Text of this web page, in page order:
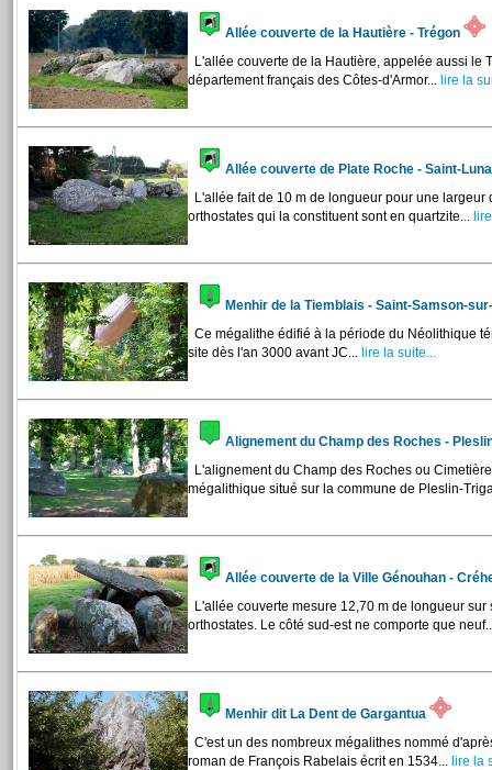
Allée couverte de la Hautière - Trégon
L'allée couverte de la Hautière, appelée aussi le
département français des Côtes-d'Armor... lire la
Allée couverte de Plate Roche - Saint-
L'allée fait de 10 m de longueur pour une largeur
orthostates qui la constituent sont en quartzite...
Menhir de la Tiemblais - Saint-Samson-
Ce mégalithe édifié à la période du Néolithique
site dès l'an 3000 avant JC... lire la suite...
Alignement du Champ des Roches -
L'alignement du Champ des Roches ou
mégalithique situé sur la commune de Pleslin-
Allée couverte de la Ville Génouhan -
L'allée couverte mesure 12,70 m de longueur
orthostates. Le côté sud-est ne comporte que
Menhir dit La Dent de Gargantua
C'est un des nombreux mégalithes nommé
roman de François Rabelais écrit en 1534... lire la